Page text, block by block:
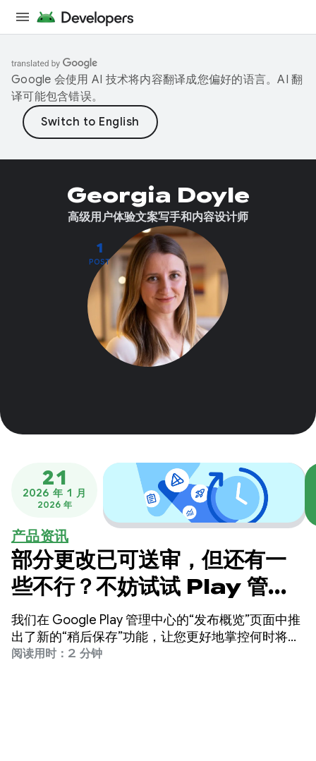
Google 会使用 AI 技术将内容翻译成您偏好的语言。AI 翻
译可能包含错误。
1
POST
Georgia Doyle
高级用户体验文案写手和内容设计师
21
2026 年 1 月
2026 年
产品资讯
部分更改已可送审，但还有一
些不行？不妨试试 Play 管理
中心的新“保存供日后使用”功
能
我们在 Google Play 管理中心的“发布概览”页面中推
出了新的“稍后保存”功能，让您更好地掌控何时将更
改送审。
阅读用时：2 分钟